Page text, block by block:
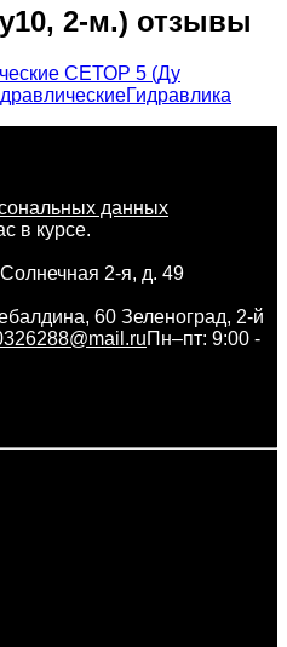
2-м.) отзывы
СЕТОР 5 (Ду
Гидравлика
данных
в курсе.
2-я, д. 49
60 Зеленоград, 2-й
Пн–пт: 9:00 -